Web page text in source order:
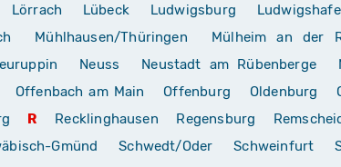
Lörrach Lübeck Ludwigsburg
Mühlhausen/Thüringen Mülheim an der
Neuss Neustadt am Rübenberge
Offenbach am Main Offenburg Oldenburg
R Recklinghausen Regensburg
Gmünd Schwedt/Oder Schweinfurt